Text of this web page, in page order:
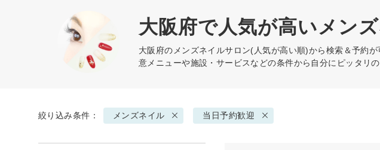
大阪府で人気が高いメン
大阪府の メンズネイルサロン(人気が高い順)から検索＆予約
意メニューや施設・サービスなどの条件から自分にピッタリ
絞り込み条件： メンズネイル 当日予約歓迎